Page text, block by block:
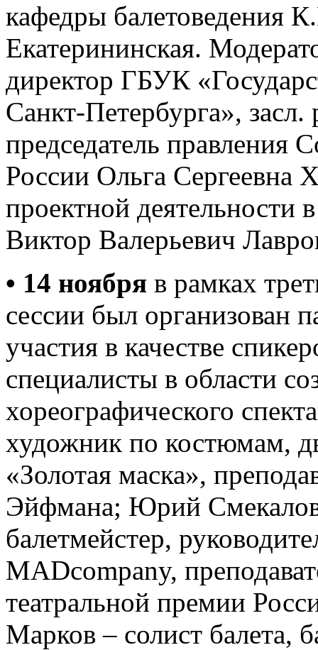
кафедры балетоведения
Екатерининская.
директор ГБУК
Санкт-Петербурга»,
председатель правления
России Ольга Сергеевна
проектной
Виктор Валерьевич
• 14 ноября в рамках
сессии был организован
участия в качестве
специалисты в области
хореографического
художник по костюмам,
«Золотая маска»,
Эйфмана; Юрий Смекалов
балетмейстер,
MADcompany,
театральной премии
Марков – солист балета,